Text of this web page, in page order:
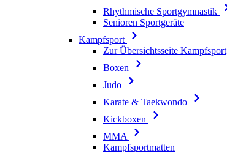
Rhythmische Sportgymnastik
Senioren Sportgeräte
Kampfsport
Zur Übersichtsseite Kampfsport
Boxen
Judo
Karate & Taekwondo
Kickboxen
MMA
Kampfsportmatten